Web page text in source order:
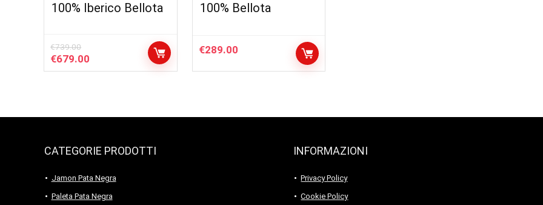
100% Iberico Bellota
€739.00
Il
prezzo
€679.00
prezzo
100% Bellota
€289.00
CATEGORIE PRODOTTI
Jamon Pata Negra
Paleta Pata Negra
INFORMAZIONI
Privacy Policy
Cookie Policy